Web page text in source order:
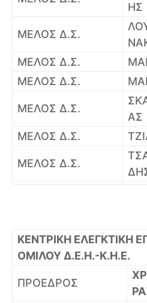
ΗΣ
ΜΕΛΟΣ Δ.Σ.
ΜΕΛΟΣ Δ.Σ.
ΜΕΛΟΣ Δ.Σ.
ΜΕΛΟΣ Δ.Σ.
ΑΣ
ΜΕΛΟΣ Δ.Σ.
ΜΕΛΟΣ Δ.Σ.
ΚΕΝΤΡΙΚΗ ΕΛΕΓΚΤΙΚΗ
ΟΜΙΛΟΥ Δ.Ε.Η.-Κ.Η.Ε.
ΠΡΟΕΔΡΟΣ